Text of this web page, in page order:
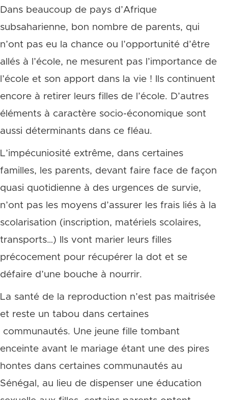
Dans beaucoup de pays d’Afrique
subsaharienne, bon nombre de parents, qui
n’ont pas eu la chance ou l’opportunité d’être
allés à l’école, ne mesurent pas l’importance de
l’école et son apport dans la vie ! Ils continuent
encore à retirer leurs filles de l’école. D’autres
éléments à caractère socio-économique sont
aussi déterminants dans ce fléau.
L’impécuniosité extrême, dans certaines
familles, les parents, devant faire face de façon
quasi quotidienne à des urgences de survie,
n’ont pas les moyens d’assurer les frais liés à la
scolarisation (inscription, matériels scolaires,
transports…) Ils vont marier leurs filles
précocement pour récupérer la dot et se
défaire d’une bouche à nourrir.
La santé de la reproduction n’est pas maitrisée
et reste un tabou dans certaines
communautés. Une jeune fille tombant
enceinte avant le mariage étant une des pires
hontes dans certaines communautés au
Sénégal, au lieu de dispenser une éducation